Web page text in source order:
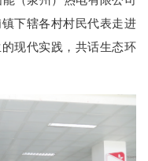
下辖各村村民代表走进
现代实践，共话生态环